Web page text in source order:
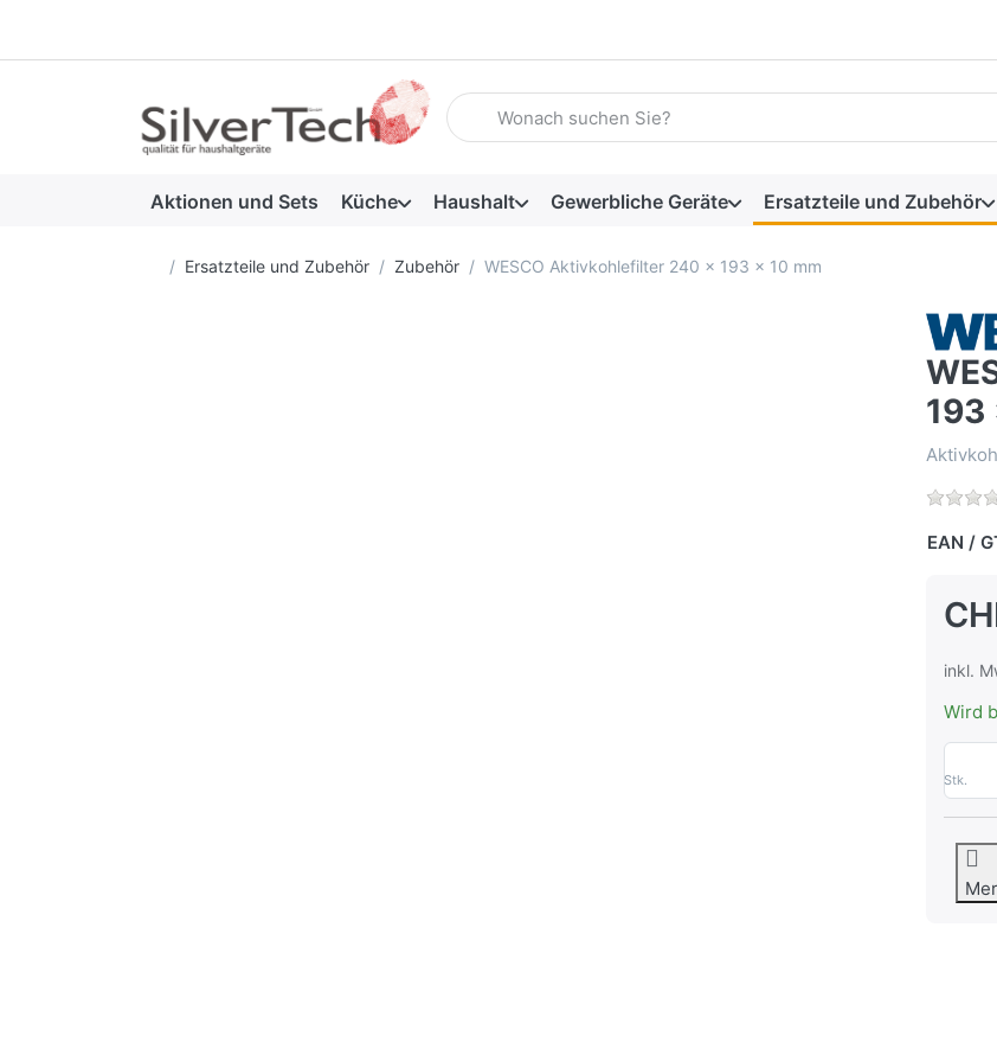
Geben Sie einen Suchbegriff ein. Während Sie tippen,
Aktionen und Sets Küche Haushalt Gewerbliche Geräte Ersatzteile und Zubehör
Startseite
Ersatzteile und Zubehör Zubehör WESCO Aktivkohlefilter 240 x 193 x 10 mm
193
EAN /
inkl.
Wird
Stk.